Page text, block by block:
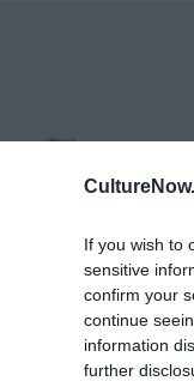
If you wish to
sensitive
confirm your
continue
information
further